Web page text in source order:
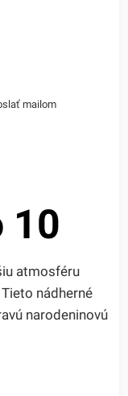
mailom
10
atmosféru
nádherné
narodeninovú